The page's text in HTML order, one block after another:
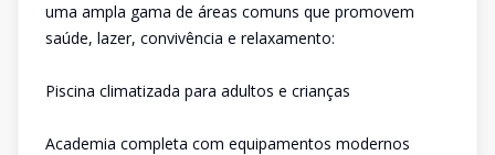
uma ampla gama de áreas comuns que promovem
saúde, lazer, convivência e relaxamento:
Piscina climatizada para adultos e crianças
Academia completa com equipamentos modernos